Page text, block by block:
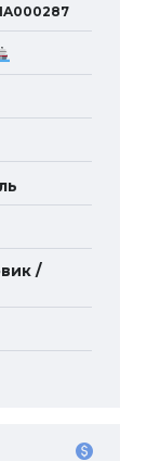
/